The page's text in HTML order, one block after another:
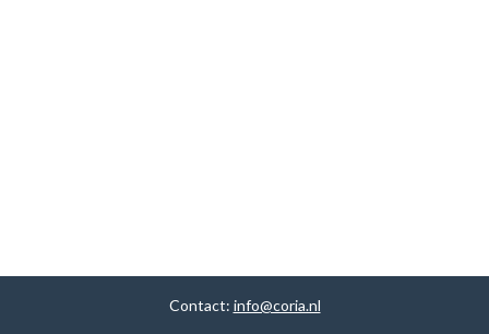
Contact: info@coria.nl